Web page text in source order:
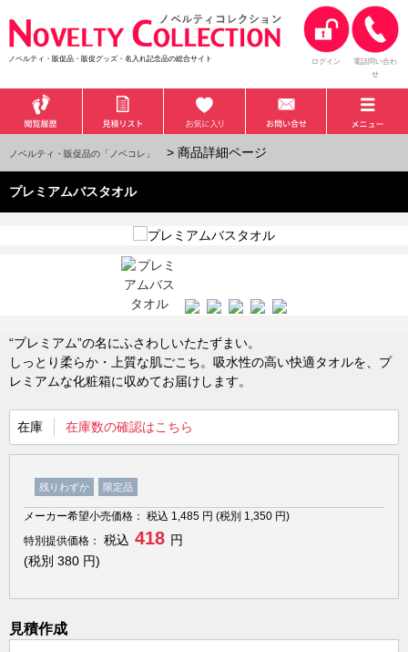
ノベルティ・販促品・販促グッズ・名入れ記念品の総合サイト ログイン
電話問い合わ
せ
ノベルティ・販促品の「ノベコレ」 > 商品詳細ページ
プレミアムバスタオル
“プレミアム”の名にふさわしいたたずまい。
しっとり柔らか・上質な肌ごこち。吸水性の高い快適タオルを、プ
レミアムな化粧箱に収めてお届けします。
在庫 在庫数の確認はこちら
残りわずか 限定品
メーカー希望小売価格： 税込 1,485 円 (税別 1,350 円)
特別提供価格：
税込 418 円
(税別 380 円)
見積作成